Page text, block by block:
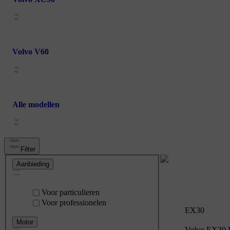
Volvo V60
Alle modellen
Filter
Aanbieding
Voor particulieren
Voor professionelen
Motor
EX30